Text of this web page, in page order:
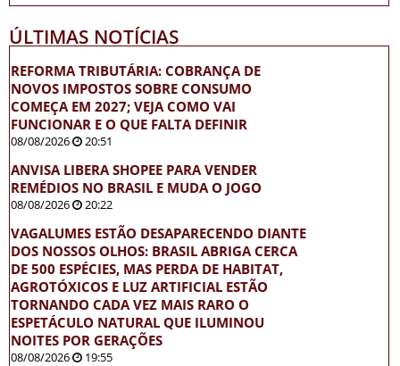
ÚLTIMAS NOTÍCIAS
REFORMA TRIBUTÁRIA: COBRANÇA DE
NOVOS IMPOSTOS SOBRE CONSUMO
COMEÇA EM 2027; VEJA COMO VAI
FUNCIONAR E O QUE FALTA DEFINIR
08/08/2026 20:51
ANVISA LIBERA SHOPEE PARA VENDER
REMÉDIOS NO BRASIL E MUDA O JOGO
08/08/2026 20:22
VAGALUMES ESTÃO DESAPARECENDO DIANTE
DOS NOSSOS OLHOS: BRASIL ABRIGA CERCA
DE 500 ESPÉCIES, MAS PERDA DE HABITAT,
AGROTÓXICOS E LUZ ARTIFICIAL ESTÃO
TORNANDO CADA VEZ MAIS RARO O
ESPETÁCULO NATURAL QUE ILUMINOU
NOITES POR GERAÇÕES
08/08/2026 19:55